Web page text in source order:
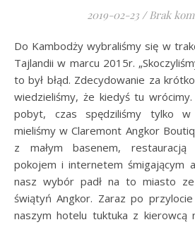
2019-02-23 / Brak
Do Kambodży wybraliśmy się w trakcie naszej podróży po
Tajlandii w marcu 2015r.
to był błąd. Zdecydowanie za
wiedzieliśmy, że kiedyś tu
pobyt, czas spędziliśmy tylko w
mieliśmy w Claremont Angkor
z małym basenem,
pokojem i internetem śmigającym
nasz wybór padł na to miasto
świątyń Angkor. Zaraz po
naszym hotelu tuktuka z kierowcą